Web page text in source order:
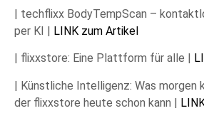
| techflixx BodyTempScan –
per KI | LINK zum Artikel
| flixxstore: Eine Plattform für alle |
| Künstliche Intelligenz: Was morgen
der flixxstore heute schon kann |